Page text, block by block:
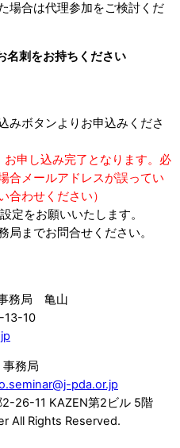
場合は代理参加をご検討くだ
名刺をお持ちください
みボタンよりお申込みくださ
申し込み完了となります。必
合メールアドレスが誤ってい
合わせください）
定をお願いいたします。
局までお問合せください。
務局 亀山
13-10
務局
pda.or.jp
26-11 KAZEN第2ビル 5階
All Rights Reserved.